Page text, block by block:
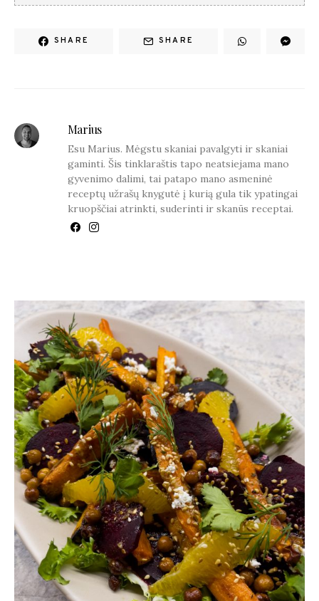
SHARE SHARE
Marius
Esu Marius. Mėgstu skaniai pavalgyti ir skaniai
gaminti. Šis tinklaraštis tapo neatsiejama mano
gyvenimo dalimi, tai patapo mano asmeninė
receptų užrašų knygutė į kurią gula tik ypatingai
kruopščiai atrinkti, suderinti ir skanūs receptai.